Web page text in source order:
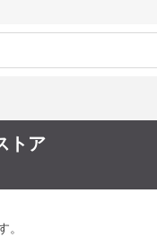
トア
。